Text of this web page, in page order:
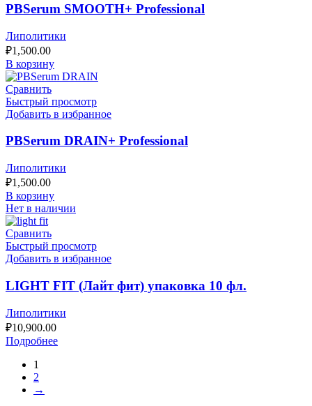
PBSerum SMOOTH+ Professional
Липолитики
₽1,500.00
В корзину
Сравнить
Быстрый просмотр
Добавить в избранное
PBSerum DRAIN+ Professional
Липолитики
₽1,500.00
В корзину
Нет в наличии
Сравнить
Быстрый просмотр
Добавить в избранное
LIGHT FIT (Лайт фит) упаковка 10 фл.
Липолитики
₽10,900.00
Подробнее
1
2
→